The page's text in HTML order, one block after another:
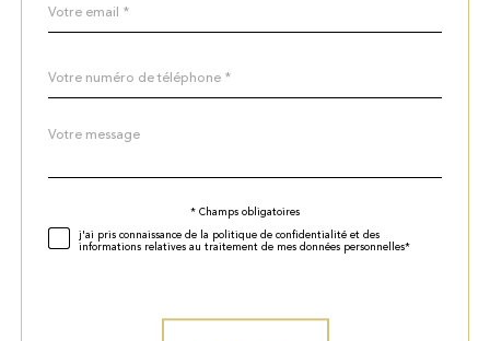
*
*
Fieldset
Message
*
* Champs obligatoires
j'ai pris connaissance de la politique de confidentialité et des
informations relatives au traitement de mes données personnelles*